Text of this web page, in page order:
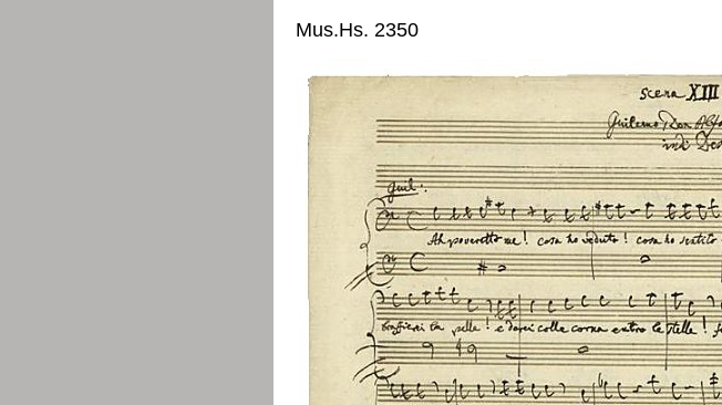
Mus.Hs. 2350